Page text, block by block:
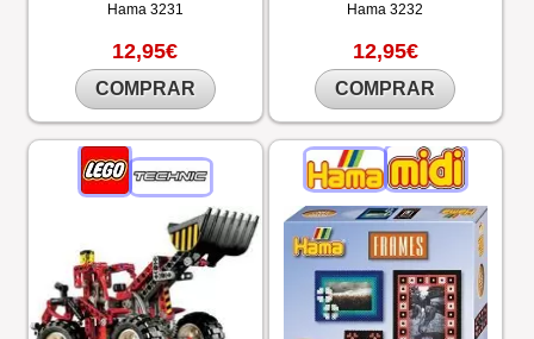
Hama 3231
12,95€
COMPRAR
Hama3232
12,95€
COMPRAR